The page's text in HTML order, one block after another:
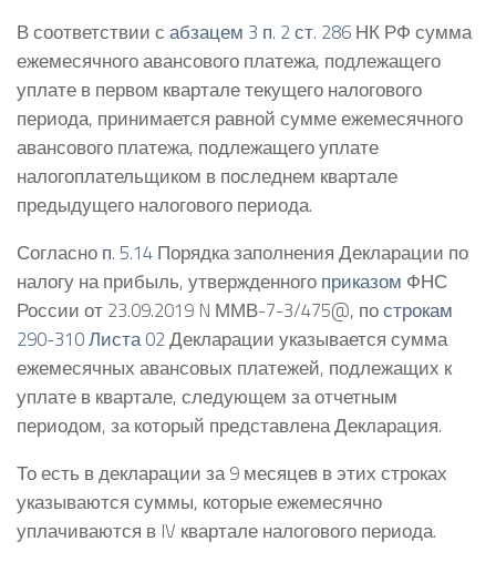
В соответствии с абзацем 3 п. 2 ст. 286 НК РФ сумма
ежемесячного авансового платежа, подлежащего
уплате в первом квартале текущего налогового
периода, принимается равной сумме ежемесячного
авансового платежа, подлежащего уплате
налогоплательщиком в последнем квартале
предыдущего налогового периода.
Согласно п. 5.14 Порядка заполнения Декларации по
налогу на прибыль, утвержденного приказом ФНС
России от 23.09.2019 N ММВ-7-3/475@, построкам
290-310 Листа 02Декларации указывается сумма
ежемесячных авансовых платежей, подлежащих к
уплате в квартале, следующем за отчетным
периодом, за который представлена Декларация.
То есть в декларации за 9 месяцев в этих строках
указываются суммы, которые ежемесячно
уплачиваются в IV квартале налогового периода.